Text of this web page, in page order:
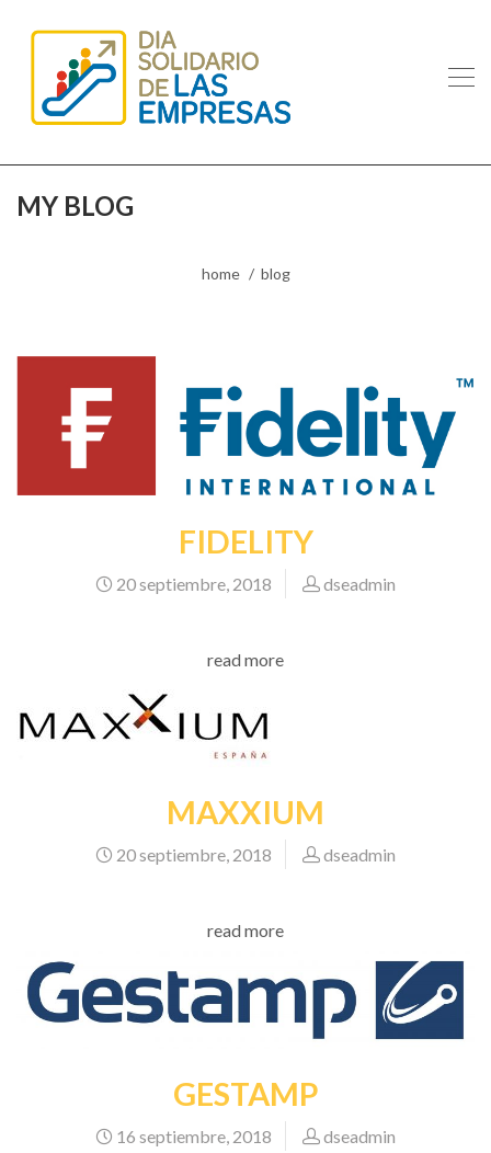
MY BLOG
home blog
FIDELITY
20 septiembre, 2018 dseadmin
read more
MAXXIUM
20 septiembre, 2018 dseadmin
read more
GESTAMP
16 septiembre, 2018 dseadmin